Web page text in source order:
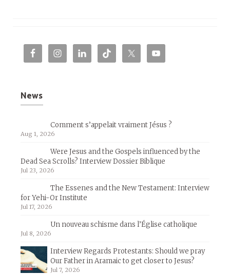
News
Comment s’appelait vraiment Jésus ?
Aug 1, 2026
Were Jesus and the Gospels influenced by the
Dead Sea Scrolls? Interview Dossier Biblique
Jul 23, 2026
The Essenes and the New Testament: Interview
for Yehi-Or Institute
Jul 17, 2026
Un nouveau schisme dans l’Église catholique
Jul 8, 2026
Interview Regards Protestants: Should we pray
Our Father in Aramaic to get closer to Jesus?
Jul 7, 2026